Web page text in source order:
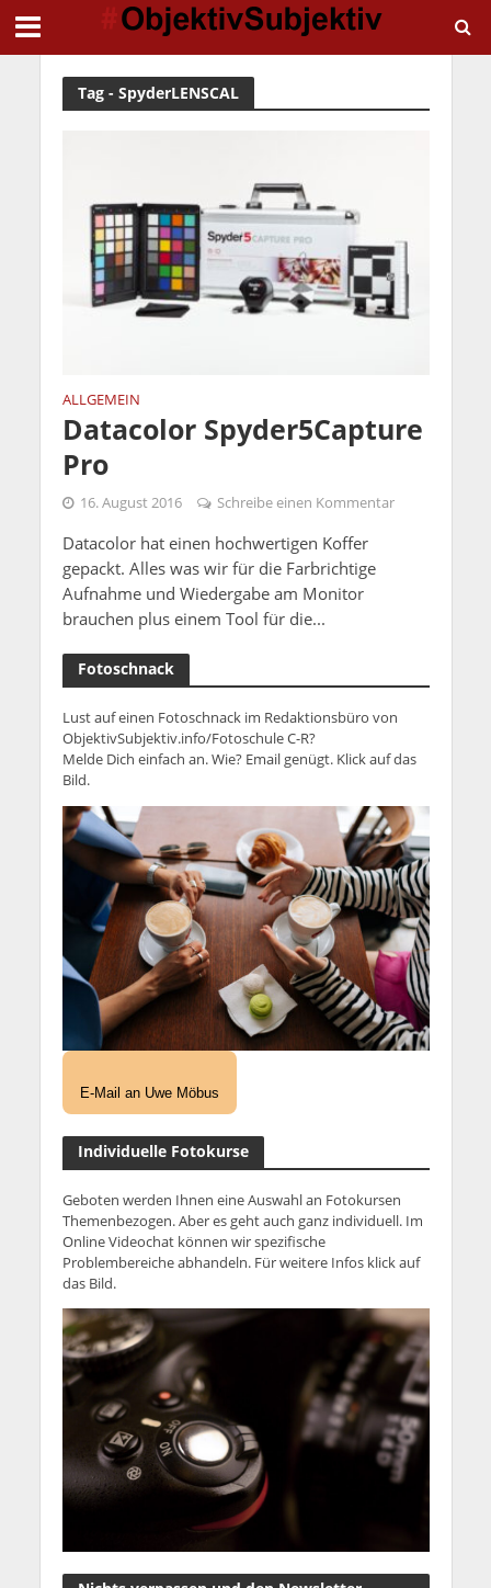
Tag - SpyderLENSCAL
ALLGEMEIN
Datacolor Spyder5Capture
Pro
16. August 2016 Schreibe einen Kommentar
Datacolor hat einen hochwertigen Koffer
gepackt. Alles was wir für die Farbrichtige
Aufnahme und Wiedergabe am Monitor
brauchen plus einem Tool für die...
Fotoschnack
Lust auf einen Fotoschnack im Redaktionsbüro von
ObjektivSubjektiv.info/Fotoschule C-R?
Melde Dich einfach an. Wie? Email genügt. Klick auf das
Bild.
E-Mail an Uwe Möbus
Individuelle Fotokurse
Geboten werden Ihnen eine Auswahl an Fotokursen
Themenbezogen. Aber es geht auch ganz individuell. Im
Online Videochat können wir spezifische
Problembereiche abhandeln. Für weitere Infos klick auf
das Bild.